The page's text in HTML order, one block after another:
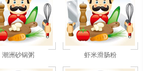
潮洲砂锅粥 虾米滑肠粉